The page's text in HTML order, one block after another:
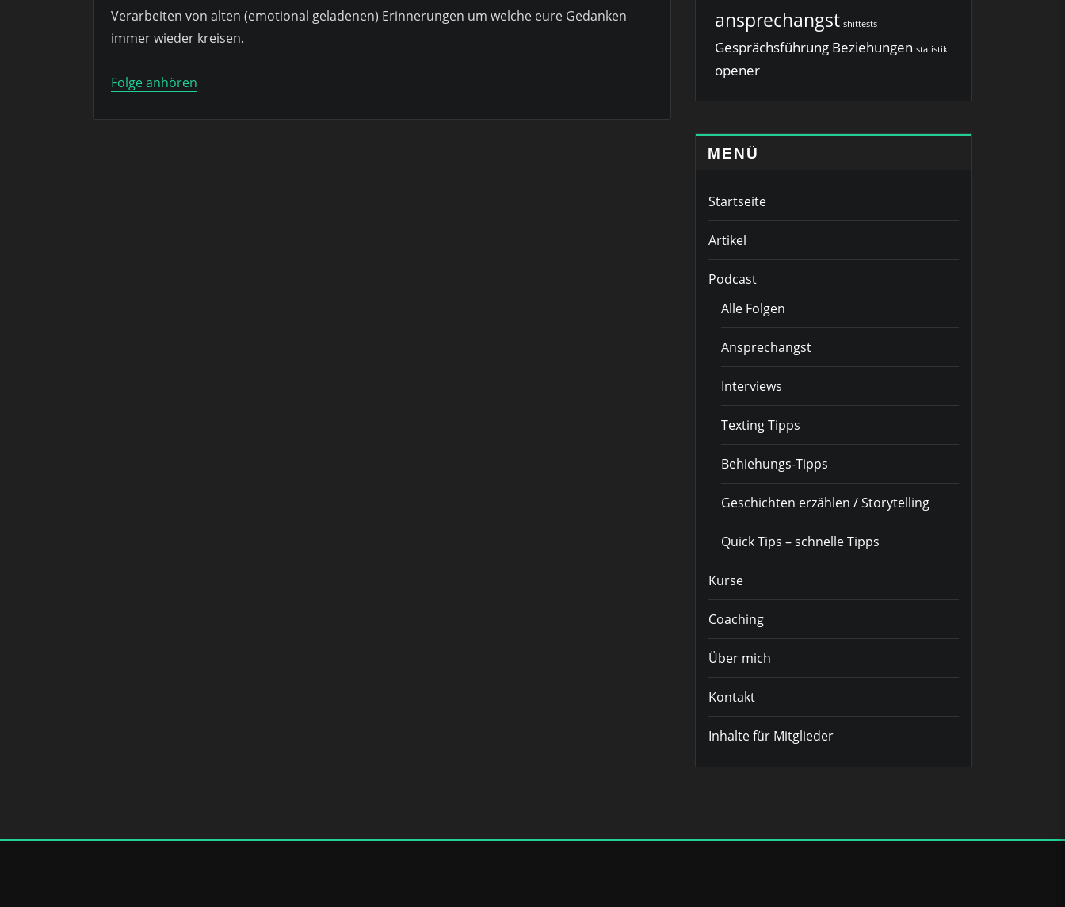
Verarbeiten von alten (emotional geladenen) Erinnerungen um welche eure Gedanken
immer wieder kreisen.
Folge anhören
ansprechangst shittests
Gesprächsführung Beziehungen statistik
opener
MENÜ
Startseite
Artikel
Podcast
Alle Folgen
Ansprechangst
Interviews
Texting Tipps
Behiehungs-Tipps
Geschichten erzählen / Storytelling
Quick Tips – schnelle Tipps
Kurse
Coaching
Über mich
Kontakt
Inhalte für Mitglieder